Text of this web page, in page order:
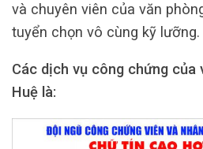
và chuyên viên của văn
tuyển chọn vô cùng kỹ lưỡng.
Các dịch vụ công chứng của
Huệ là: